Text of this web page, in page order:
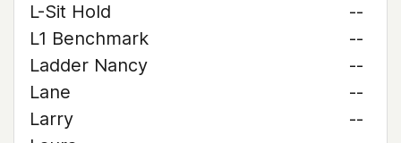
L-Sit Hold
--
L1 Benchmark
--
Ladder Nancy
--
Lane
--
Larry
--